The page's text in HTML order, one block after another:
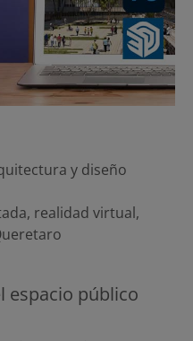
y diseño
, realidad virtual,
espacio público